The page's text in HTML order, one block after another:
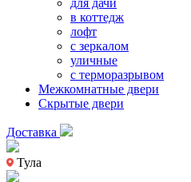
для дачи
в коттедж
лофт
с зеркалом
уличные
с терморазрывом
Межкомнатные двери
Скрытые двери
Доставка
Тула